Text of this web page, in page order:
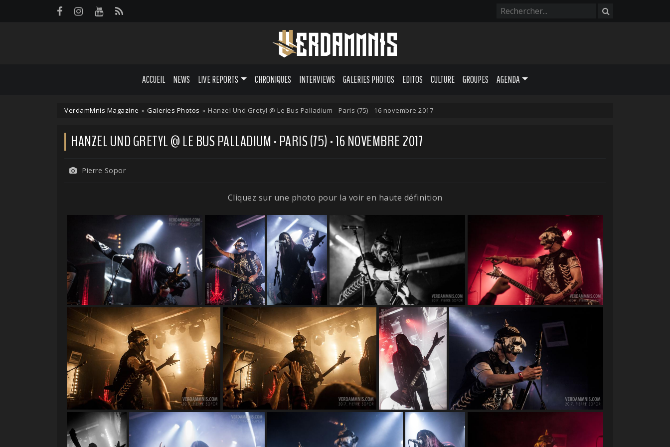
ACCUEIL NEWS LIVE REPORTS CHRONIQUES INTERVIEWS GALERIES PHOTOS EDITOS CULTURE GROUPES AGENDA
VerdamMnis Magazine » Galeries Photos » Hanzel Und Gretyl @ Le Bus Palladium - Paris (75) - 16 novembre 2017
HANZEL UND GRETYL @ LE BUS PALLADIUM - PARIS (75) - 16 NOVEMBRE 2017
Pierre Sopor
Cliquez sur une photo pour la voir en haute définition
Panneau de gestion des cookies